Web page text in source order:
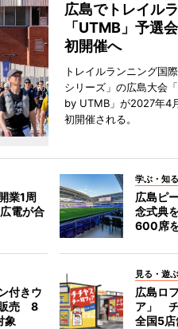
広島でトレイル
「UTMB」予
初開催へ
トレイルランニング国
シリーズ」の広島大会
by UTMB」が2027年4
初開催される。
業1周
電が合
学ぶ・知る
広島ピ
念式典
600席
付きウ
販売 8
象
見る・遊ぶ
広島ロ
ア」 チ
全国5